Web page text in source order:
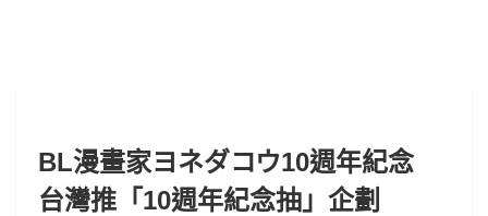
BL漫畫家ヨネダコウ10週年紀念
台灣推「10週年紀念抽」企劃